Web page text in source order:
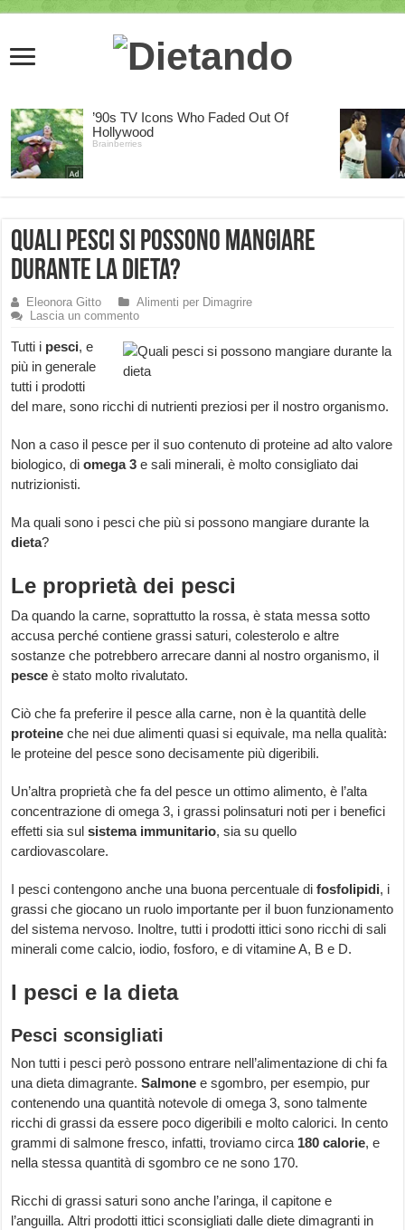
Quali pesci si possono mangiare
durante la dieta?
Eleonora Gitto
Alimenti per Dimagrire
Lascia un commento
Tutti i pesci, e
più in generale
tutti i prodotti
del mare, sono ricchi di nutrienti preziosi per il nostro organismo.
Non a caso il pesce per il suo contenuto di proteine ad alto valore
biologico, diomega 3 e sali minerali, è molto consigliato dai
nutrizionisti.
Ma quali sono i pesci che più si possono mangiare durante la
dieta?
Le proprietà dei pesci
Da quando la carne, soprattutto la rossa, è stata messa sotto
accusa perché contiene grassi saturi, colesterolo e altre
sostanze che potrebbero arrecare danni al nostro organismo, il
pesce è stato molto rivalutato.
Ciò che fa preferire il pesce alla carne, non è la quantità delle
proteine che nei due alimenti quasi si equivale, ma nella qualità:
le proteine del pesce sono decisamente più digeribili.
Un’altra proprietà che fa del pesce un ottimo alimento, è l’alta
concentrazione di omega 3, i grassi polinsaturi noti per i benefici
effetti sia sulsistema immunitario, sia su quello
cardiovascolare.
I pesci contengono anche una buona percentuale di fosfolipidi, i
grassi che giocano un ruolo importante per il buon funzionamento
del sistema nervoso. Inoltre, tutti i prodotti ittici sono ricchi di sali
minerali come calcio, iodio, fosforo, e di vitamine A, B e D.
I pesci e la dieta
Pesci sconsigliati
Non tutti i pesci però possono entrare nell’alimentazione di chi fa
una dieta dimagrante.Salmone e sgombro, per esempio, pur
contenendo una quantità notevole di omega 3, sono talmente
ricchi di grassi da essere poco digeribili e molto calorici. In cento
grammi di salmone fresco, infatti, troviamo circa 180 calorie, e
nella stessa quantità di sgombro ce ne sono 170.
Ricchi di grassi saturi sono anche l’aringa, il capitone e
l’anguilla. Altri prodotti ittici sconsigliati dalle diete dimagranti in